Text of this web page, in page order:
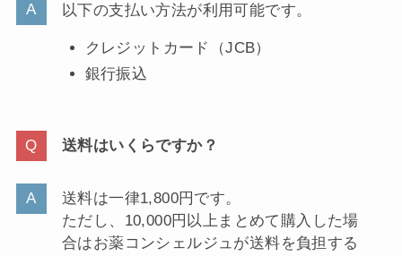
以下の支払い方法が利用可能です。
クレジットカード（JCB）
銀行振込
送料はいくらですか？
送料は一律1,800円です。
ただし、10,000円以上まとめて購入した場
合はお薬コンシェルジュが送料を負担する